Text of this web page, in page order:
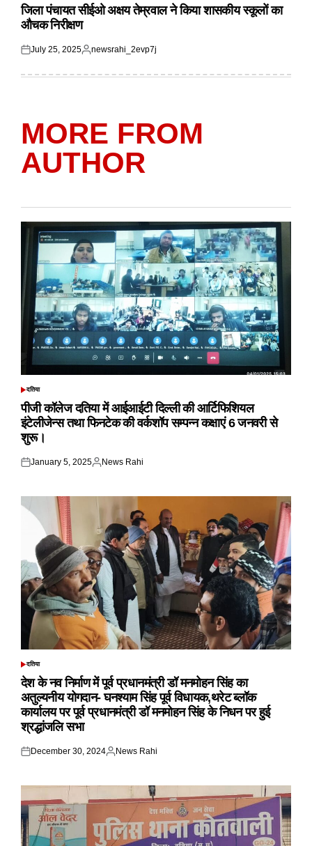
IN
जिला पंचायत सीईओ अक्षय तेम्रवाल ने किया शासकीय स्कूलों का
औचक निरीक्षण
Posted
July 25, 2025
Posted
newsrahi_2evp7j
MORE FROM
AUTHOR
POSTED
IN
दतिया
पीजी कॉलेज दतिया में आईआईटी दिल्ली की आर्टिफिशियल
इंटेलीजेन्स तथा फिनटेक की वर्कशॉप सम्पन्न कक्षाएं 6 जनवरी से
शुरू।
Posted
January 5, 2025
Posted
News Rahi
POSTED
IN
दतिया
देश के नव निर्माण में पूर्व प्रधानमंत्री डॉ मनमोहन सिंह का
अतुल्यनीय योगदान- घनश्याम सिंह पूर्व विधायक,थरेट ब्लॉक
कार्यालय पर पूर्व प्रधानमंत्री डॉ मनमोहन सिंह के निधन पर हुई
श्रद्धांजलि सभा
Posted
December 30, 2024
Posted
News Rahi